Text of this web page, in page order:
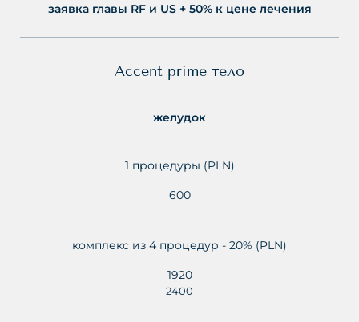
заявка главы RF и US + 50% к цене лечения
Accent prime тело
желудок
1 процедуры (PLN)
600
комплекс из 4 процедур - 20% (PLN)
1920
2400